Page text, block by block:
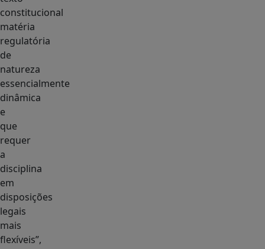
constitucional
matéria
regulatória
de
natureza
essencialmente
dinâmica
e
que
requer
a
disciplina
em
disposições
legais
mais
flexíveis”,